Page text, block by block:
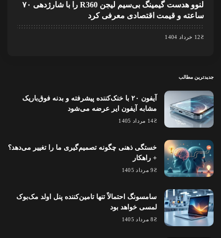
لنوو هدست گیمینگ بی‌سیم لیجن R360 را با شارژدهی ۷۰
ساعته و قیمت اقتصادی معرفی کرد
12 خرداد 1404
جدیدترین مطالب
آیفون ۲۰ با خنک‌کننده پیشرفته و بدنه فوق‌باریک
مشابه آیفون ایر عرضه می‌شود
14 مرداد 1405
خستگی ذهنی چگونه تصمیم‌گیری ما را تغییر می‌دهد؟
+ راهکار
9 مرداد 1405
سامسونگ احتمالاً تنها تامین‌کننده پنل اولد مک‌بوک
لمسی خواهد بود
8 مرداد 1405